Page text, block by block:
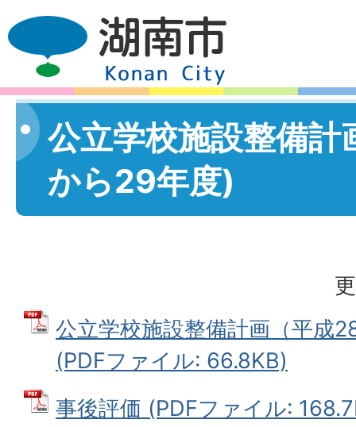
公立学校施設整備
から29年度)
公立学校施設整備計画（平成
(PDFファイル: 66.8KB)
事後評価 (PDFファイル: